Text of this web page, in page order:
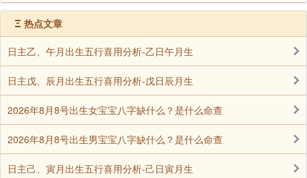
心性修持：
借“丙辛合水”的官杀能量，将情欲升华为事业追
求或社会责任感（如从事文艺、心理咨询、公共关系等
领域）。
通过修行、冥想培养定力，尤其警惕“子卯刑”导
致的冲动决策。
环境调整：
Ξ 热点文章
日主乙、午月出生五行喜用分析-乙日午月生
日主戊、辰月出生五行喜用分析-戊日辰月生
2026年8月8号出生女宝宝八字缺什么？是什么命查
2026年8月8号出生男宝宝八字缺什么？是什么命查
日主己、寅月出生五行喜用分析-己日寅月生